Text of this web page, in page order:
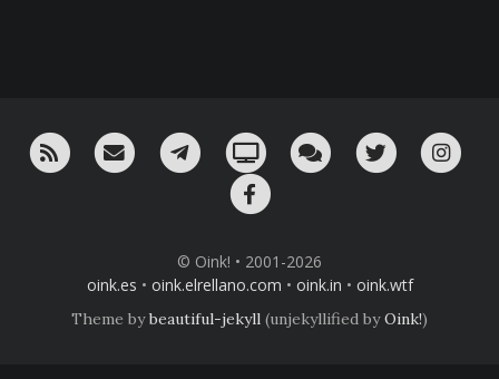
RSS ¡Mándame un email!¡Nuestro canal en Telegram!
Oink! TV Charla con nosotros
Twitter
© Oink! • 2001-2026
oink.es • oink.elrellano.com • oink.in • oink.wtf
Theme bybeautiful-jekyll (unjekyllified byOink!)